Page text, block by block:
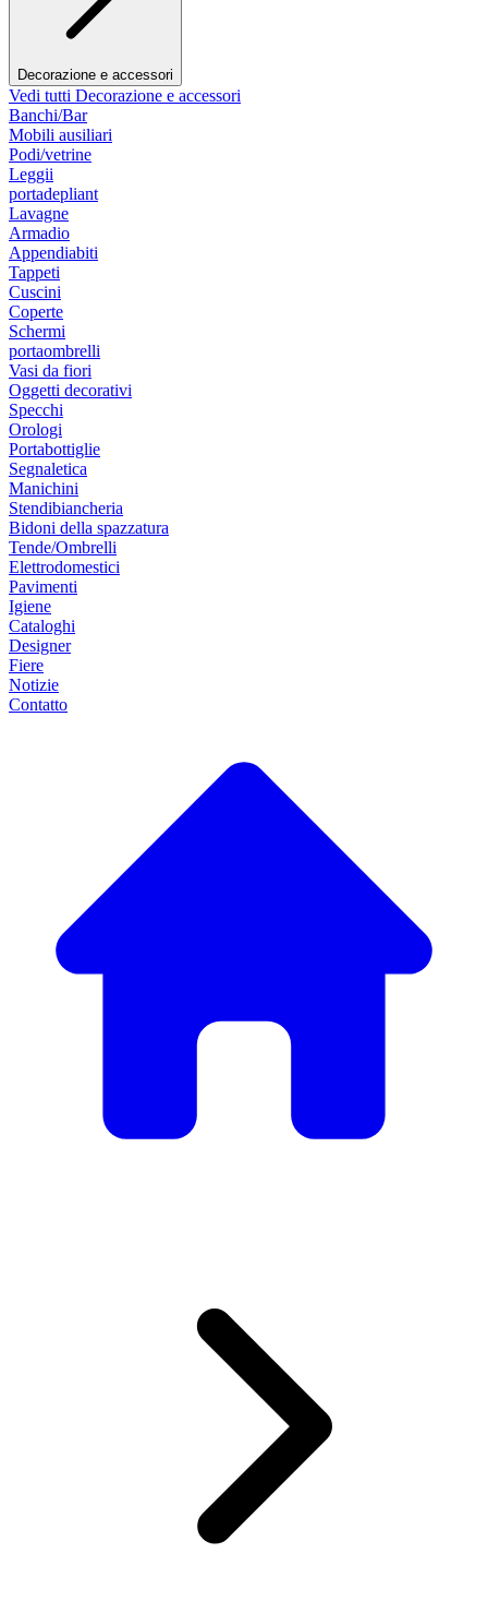
Decorazione e accessori
Vedi tutti Decorazione e accessori
Banchi/Bar
Mobili ausiliari
Podi/vetrine
Leggii
portadepliant
Lavagne
Armadio
Appendiabiti
Tappeti
Cuscini
Coperte
Schermi
portaombrelli
Vasi da fiori
Oggetti decorativi
Specchi
Orologi
Portabottiglie
Segnaletica
Manichini
Stendibiancheria
Bidoni della spazzatura
Tende/Ombrelli
Elettrodomestici
Pavimenti
Igiene
Cataloghi
Designer
Fiere
Notizie
Contatto